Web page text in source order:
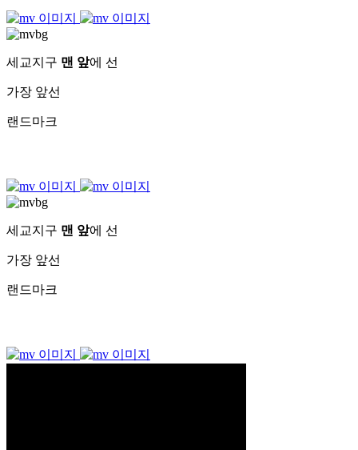
세교지구 맨 앞에 선
가장 앞선
랜드마크
세교지구 맨 앞에 선
가장 앞선
랜드마크